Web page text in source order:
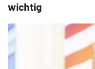
wichtig